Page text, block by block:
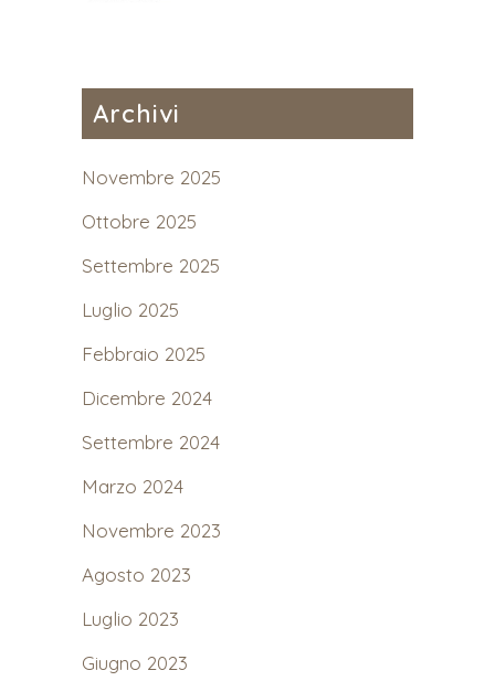
Archivi
Novembre 2025
Ottobre 2025
Settembre 2025
Luglio 2025
Febbraio 2025
Dicembre 2024
Settembre 2024
Marzo 2024
Novembre 2023
Agosto 2023
Luglio 2023
Giugno 2023